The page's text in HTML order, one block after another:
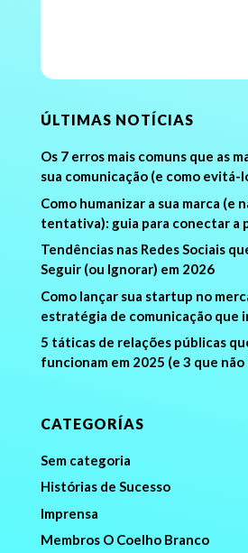
ÚLTIMAS NOTÍCIAS
Os 7 erros mais comuns que as
sua comunicação (e como evitá-
Como humanizar a sua marca (e
tentativa): guia para conectar a
Tendências nas Redes Sociais
Seguir (ou Ignorar) em 2026
Como lançar sua startup no
estratégia de comunicação que
5 táticas de relações públicas
funcionam em 2025 (e 3 que
CATEGORÍAS
Sem categoria
Histórias de Sucesso
Imprensa
Membros O Coelho Branco